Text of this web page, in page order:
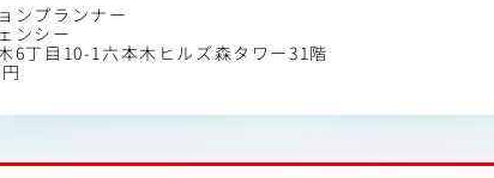
ンプランナー
ンシー
6丁目10-1六本木ヒルズ森タワー31階